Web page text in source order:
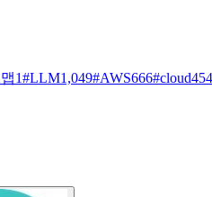
1#LLM1,049#AWS666#cloud454